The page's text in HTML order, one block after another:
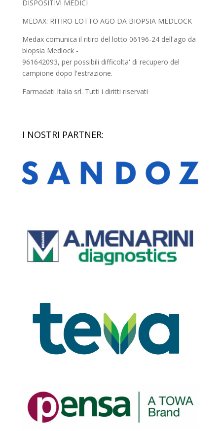
DISPOSITIVI MEDICI
MEDAX: RITIRO LOTTO AGO DA BIOPSIA MEDLOCK
Medax comunica il ritiro del lotto 06196-24 dell'ago da
biopsia Medlock -
961642093, per possibili difficolta' di recupero del
campione dopo l'estrazione.
Farmadati Italia srl. Tutti i diritti riservati
I NOSTRI PARTNER: